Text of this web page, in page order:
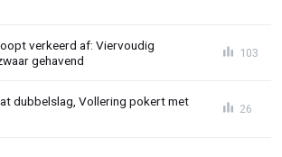
verkeerd af: Viervoudig
gehavend
103
dubbelslag, Vollering pokert met
26